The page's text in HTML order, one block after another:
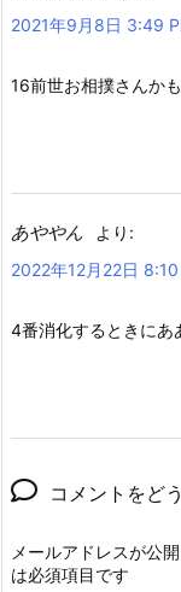
2021年9月8日 3:49
16前世お相撲さんか
あややん
より:
2022年12月22日
4番消化するときにあ
コメントをど
メールアドレスが公
は必須項目です